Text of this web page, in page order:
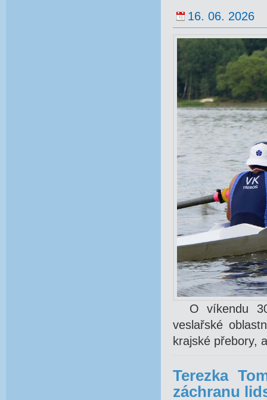
16. 06. 2026
O víkendu
veslařské
krajské přebory,
Terezka
záchranu